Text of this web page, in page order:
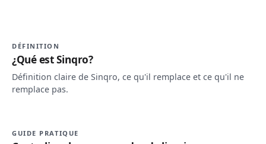
DÉFINITION
¿Qué est Sinqro?
Définition claire de Sinqro, ce qu'il remplace et ce qu'il ne
remplace pas.
GUIDE PRATIQUE